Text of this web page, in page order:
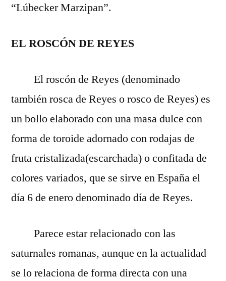
“Lúbecker Marzipan”.
EL ROSCÓN DE REYES
El roscón de Reyes (denominado
también rosca de Reyes o rosco de Reyes) es
un bollo elaborado con una masa dulce con
forma de toroide adornado con rodajas de
fruta cristalizada(escarchada) o confitada de
colores variados, que se sirve en España el
día 6 de enero denominado día de Reyes.
Parece estar relacionado con las
saturnales romanas, aunque en la actualidad
se lo relaciona de forma directa con una